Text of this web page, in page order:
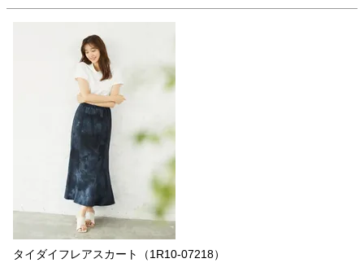
タイダイフレアスカート（1R10-07218）